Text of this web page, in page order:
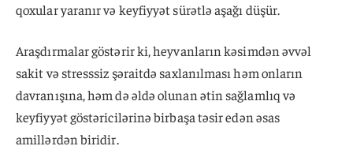
qoxular yaranır və keyfiyyət sürətlə aşağı düşür.
Araşdırmalar göstərir ki, heyvanların kəsimdən əvvəl
sakit və stresssiz şəraitdə saxlanılması həm onların
davranışına, həm də əldə olunan ətin sağlamlıq və
keyfiyyət göstəricilərinə birbaşa təsir edən əsas
amillərdən biridir.